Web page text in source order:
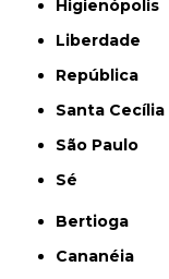
Higienópolis
Liberdade
República
Santa Cecília
São Paulo
Sé
Bertioga
Cananéia